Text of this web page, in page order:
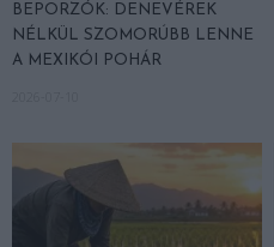
BEPORZÓK: DENEVÉREK
NÉLKÜL SZOMORÚBB LENNE
A MEXIKÓI POHÁR